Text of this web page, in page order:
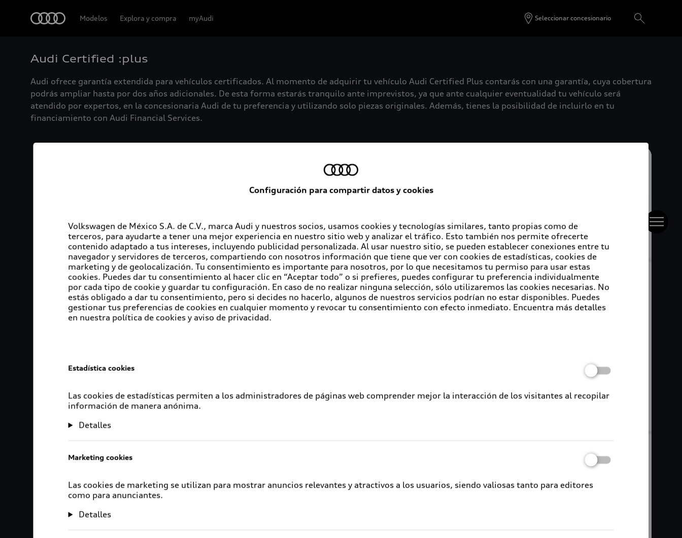
Modelos Explora y compra myAudi Seleccionar concesionario
Audi Certified :plus
Audi ofrece garantía extendida para vehículos certificados. Al momento de adquirir tu vehículo Audi Certified Plus contarás con una garantía, cuya cobertura
podrás ampliar hasta por dos años adicionales. De esta forma estarás tranquilo ante imprevistos, ya que ante cualquier eventualidad tu vehículo será
atendido por expertos, en la concesionaria Audi de tu preferencia y utilizando solo piezas originales. Además, tienes la posibilidad de incluirlo en tu
financiamiento con Audi Financial Services.
Configuración para compartir datos y cookies
Volkswagen de México S.A. de C.V., marca Audi y nuestros socios, usamos cookies y tecnologías similares, tanto propias como de
terceros, para ayudarte a tener una mejor experiencia en nuestro sitio web y analizar el tráfico. Esto también nos permite ofrecerte
contenido adaptado a tus intereses, incluyendo publicidad personalizada. Al usar nuestro sitio, se pueden establecer conexiones entre tu
navegador y servidores de terceros, compartiendo con nosotros información que tiene que ver con cookies de estadísticas, cookies de
marketing y de geolocalización. Tu consentimiento es importante para nosotros, por lo que necesitamos tu permiso para usar estas
cookies. Puedes dar tu consentimiento al hacer clic en “Aceptar todo” o si prefieres, puedes configurar tu preferencia individualmente
por cada tipo de cookie y guardar tu configuración. En caso de no realizar ninguna selección, sólo utilizaremos las cookies necesarias. No
estás obligado a dar tu consentimiento, pero si decides no hacerlo, algunos de nuestros servicios podrían no estar disponibles. Puedes
gestionar tus preferencias de cookies en cualquier momento y revocar tu consentimiento con efecto inmediato. Encuentra más detalles
en nuestra política de cookies y aviso de privacidad.
Estadística cookies
Las cookies de estadísticas permiten a los administradores de páginas web comprender mejor la interacción de los visitantes al recopilar
información de manera anónima.
Detalles
Marketing cookies
Las cookies de marketing se utilizan para mostrar anuncios relevantes y atractivos a los usuarios, siendo valiosas tanto para editores
como para anunciantes.
Detalles